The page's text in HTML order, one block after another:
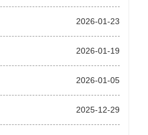
2026-01-23
2026-01-19
2026-01-05
2025-12-29